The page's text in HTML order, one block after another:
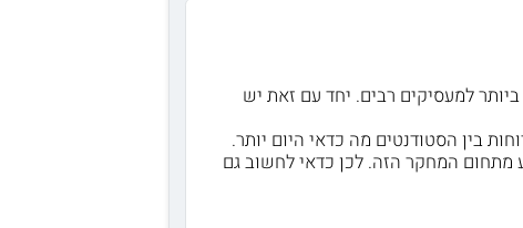
למעסיקים רבים. יחד עם זאת יש
בין הסטודנטים מה כדאי היום יותר.
מתחום המחקר הזה. לכן כדאי לחשוב גם